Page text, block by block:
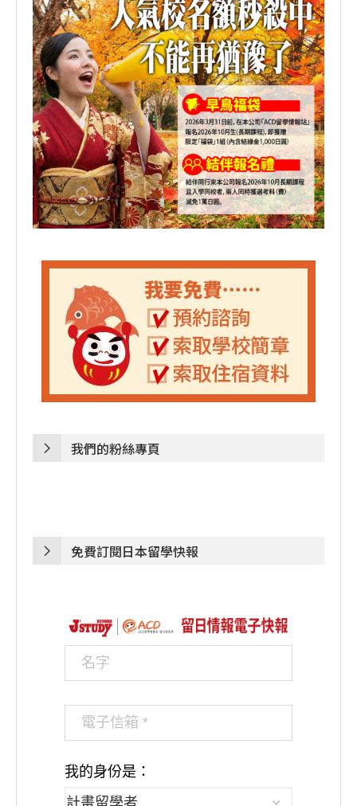
我們的粉絲專頁
免費訂閱日本留學快報
我的身份是：